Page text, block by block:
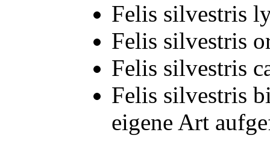
Felis silvestris
Felis silvestris
Felis silvestris
Felis silvestris
eigene Art